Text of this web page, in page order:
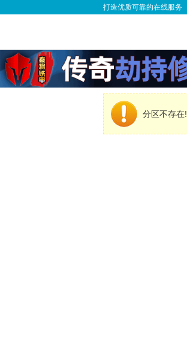
打造优质可靠的在线服务
分区不存在!